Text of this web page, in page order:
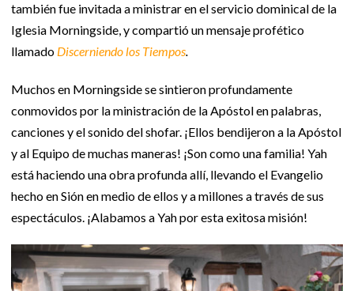
también fue invitada a ministrar en el servicio dominical de la
Iglesia Morningside, y compartió un mensaje profético
llamado Discerniendo los Tiempos.
Muchos en Morningside se sintieron profundamente
conmovidos por la ministración de la Apóstol en palabras,
canciones y el sonido del shofar. ¡Ellos bendijeron a la Apóstol
y al Equipo de muchas maneras! ¡Son como una familia! Yah
está haciendo una obra profunda allí, llevando el Evangelio
hecho en Sión en medio de ellos y a millones a través de sus
espectáculos. ¡Alabamos a Yah por esta exitosa misión!